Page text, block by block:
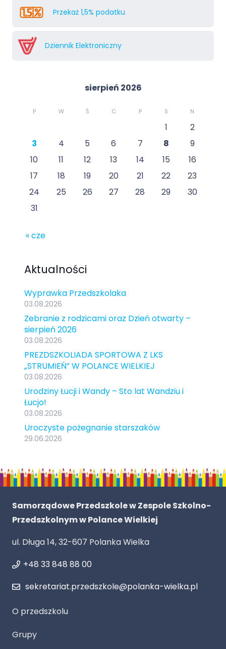
Przekaż 1,5% podatku
Dziennik Elektroniczny
sierpień 2026
P W Ś C P S N
1
2
3
4 5 6 7 8
9
10
11 12 13 14 15
16
17
18 19 20 21 22
23
24
25 26 27 28 29
30
31
« cze
Aktualności
Wyprawka Przedszkolaka
03.08.2026
Zebranie z rodzicami oraz Dzień otwarty –
sierpień 2026
03.08.2026
PREZDSZKOLIADA SPORTOWA Z LKS
„STRUMIEŃ” W POLANCE WIELKIEJ
03.08.2026
Urodziny Łucji i Wandy – Sto lat Wandziu i
Łucjo!
03.08.2026
Uroczyste pożegnanie starszaków
29.06.2026
Samorządowe Przedszkole w Zespole Szkolno-
Przedszkolnym w Polance Wielkiej
ul. Długa 14, 32-607 Polanka Wielka
+48 33 848 88 00
sekretariat.przedszkole@polanka-wielka.pl
O przedszkolu
Grupy